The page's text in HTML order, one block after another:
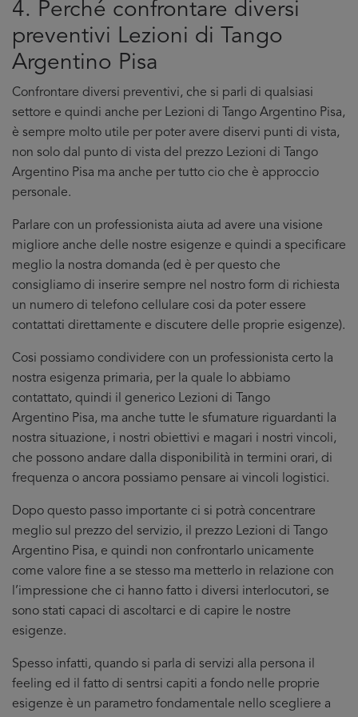
4. Perché confrontare diversi
preventivi Lezioni di Tango
Argentino Pisa
Confrontare diversi preventivi, che si parli di qualsiasi
settore e quindi anche per Lezioni di Tango Argentino Pisa,
è sempre molto utile per poter avere diservi punti di vista,
non solo dal punto di vista del prezzo Lezioni di Tango
Argentino Pisa ma anche per tutto cio che è approccio
personale.
Parlare con un professionista aiuta ad avere una visione
migliore anche delle nostre esigenze e quindi a specificare
meglio la nostra domanda (ed è per questo che
consigliamo di inserire sempre nel nostro form di richiesta
un numero di telefono cellulare cosi da poter essere
contattati direttamente e discutere delle proprie esigenze).
Cosi possiamo condividere con un professionista certo la
nostra esigenza primaria, per la quale lo abbiamo
contattato, quindi il generico Lezioni di Tango
Argentino Pisa, ma anche tutte le sfumature riguardanti la
nostra situazione, i nostri obiettivi e magari i nostri vincoli,
che possono andare dalla disponibilità in termini orari, di
frequenza o ancora possiamo pensare ai vincoli logistici.
Dopo questo passo importante ci si potrà concentrare
meglio sul prezzo del servizio, il prezzo Lezioni di Tango
Argentino Pisa, e quindi non confrontarlo unicamente
come valore fine a se stesso ma metterlo in relazione con
l’impressione che ci hanno fatto i diversi interlocutori, se
sono stati capaci di ascoltarci e di capire le nostre
esigenze.
Spesso infatti, quando si parla di servizi alla persona il
feeling ed il fatto di sentrsi capiti a fondo nelle proprie
esigenze è un parametro fondamentale nello scegliere a